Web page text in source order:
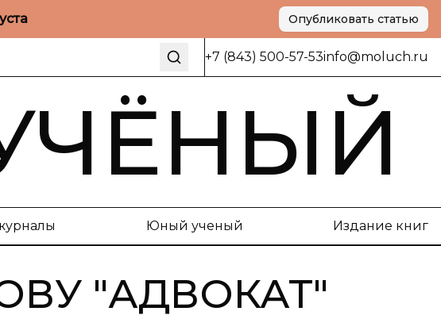
Опубликовать статью
+7 (843) 500-57-53info@moluch.ru
Юный ученый Издание книг
"АДВОКАТ"